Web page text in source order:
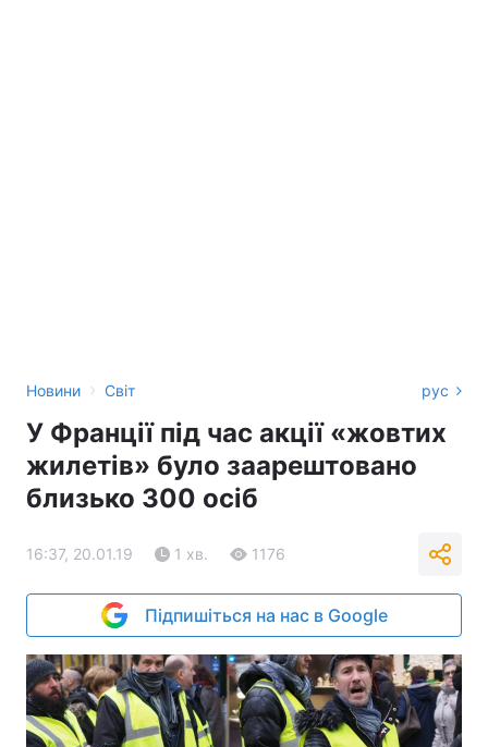
Новини › Світ рус
У Франції під час акції «жовтих
жилетів» було заарештовано
близько 300 осіб
16:37, 20.01.19 1 хв. 1176
Підпишіться на нас в Google